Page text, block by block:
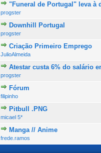
"Funeral de Portugal" leva à
progster
0 Voto(s) - 0 de 5 na
123 45
Downhill Portugal
progster
0 Voto(s) - 0 de 5 na
Criação Primeiro Emprego
JulioAlmeida
0 Voto(s) - 0 de 5 na
12345
Atestar custa 6% do salário
progster
0 Voto(s) - 0 de 5 na
12 345
Fórum
filipinho
0 Voto(s) - 0 de 5 na
Pitbull .PNG
micael 5*
0 Voto(s) - 0 de 5 na
Manga // Anime
frede.ramos
0 Voto(s) - 0 de 5 na